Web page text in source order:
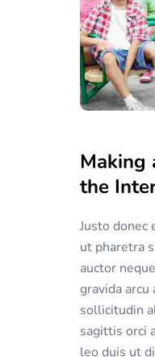
Making
the
Justo donec
ut pharetra
auctor
gravida arcu
sollicitudin
sagittis orci
leo duis ut